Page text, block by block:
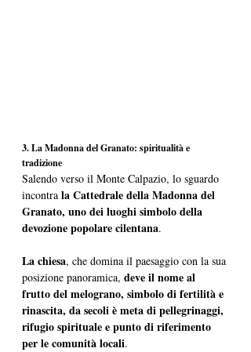
3. La Madonna del Granato: spiritualità e
tradizione
Salendo verso il Monte Calpazio, lo sguardo
incontra la Cattedrale della Madonna del
Granato, uno dei luoghi simbolo della
devozione popolare cilentana.
La chiesa, che domina il paesaggio con la sua
posizione panoramica, deve il nome al
frutto del melograno, simbolo di fertilità e
rinascita, da secoli è meta di pellegrinaggi,
rifugio spirituale e punto di riferimento
per le comunità locali.